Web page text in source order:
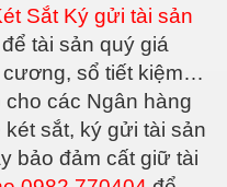
Sắt Ký gửi tài sản
tài sản quý giá
sổ tiết kiệm…
các Ngân hàng
sắt, ký gửi tài sản
bảo đảm cất giữ tài